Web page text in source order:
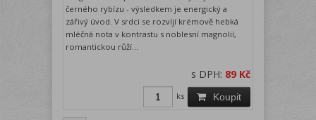
černého rybízu - výsledkem je energický a
zářivý úvod. V srdci se rozvíjí krémově hebká
mléčná nota v kontrastu s noblesní magnolií,
romantickou růží...
s DPH: 89 Kč
Koupit
ks